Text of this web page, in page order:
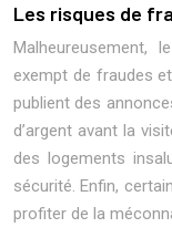
Les risques de
Malheureusement,
exempt de fraudes
publient des
d’argent avant la
des logements
sécurité. Enfin,
profiter de la